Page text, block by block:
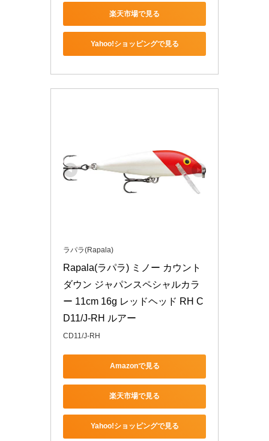
楽天市場で見る
Yahoo!ショッピングで見る
ラパラ(Rapala)
Rapala(ラパラ) ミノー カウント
ダウン ジャパンスペシャルカラ
ー 11cm 16g レッドヘッド RH C
D11/J-RH ルアー
CD11/J-RH
Amazonで見る
楽天市場で見る
Yahoo!ショッピングで見る